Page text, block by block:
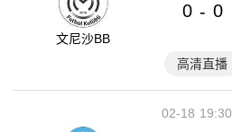
文尼沙BB
0 - 0
高清直播
19:30
02-18